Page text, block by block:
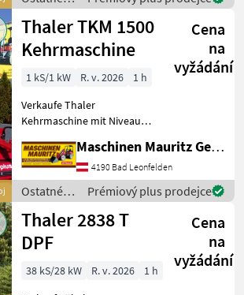
Pendelachse hinten starkes
poľnohospodárske
silové
stroje /
Thaler
Thaler TKM 1500
Kehrmaschine
Cena
na
vyžádání
1 kS/1 kW R. v. 2026
1 h
Verkaufe Thaler
Kehrmaschine mit Niveau-
Ausrüsten der
Kehrmaschine mit einem
hydraulisch angetriebenen
Seitenbesen oder eine
Sammelwanne
Maschinen Mauritz GesmbH
4190 Bad Leonfelden
Ostatné
poľnohospodárske
silové
stroje /
Thaler
Prémiový plus prodejce
Thaler 2838 T
DPF
Cena
na
vyžádání
38 kS/28 kW R. v. 2026
1 h